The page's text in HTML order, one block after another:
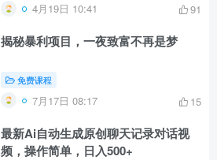
4月19日 10:41 91
揭秘暴利项目，一夜致富不再是梦
免费课程
7月17日 08:17 15
最新Ai自动生成原创聊天记录对话视
频，操作简单，日入500+